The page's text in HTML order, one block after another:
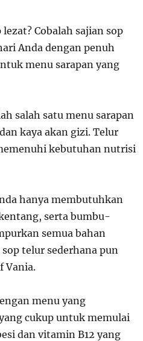
Cobalah sajian sop
Anda dengan penuh
menu sarapan yang
salah satu menu sarapan
kaya akan gizi. Telur
kebutuhan nutrisi
hanya membutuhkan
serta bumbu-
semua bahan
telur sederhana pun
Vania.
menu yang
cukup untuk memulai
dan vitamin B12 yang